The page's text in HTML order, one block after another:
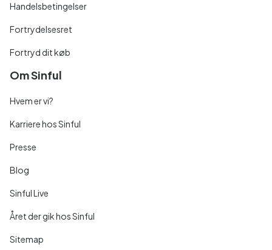
Handelsbetingelser
Fortrydelsesret
Fortryd dit køb
Om Sinful
Hvem er vi?
Karriere hos Sinful
Presse
Blog
Sinful Live
Året der gik hos Sinful
Sitemap